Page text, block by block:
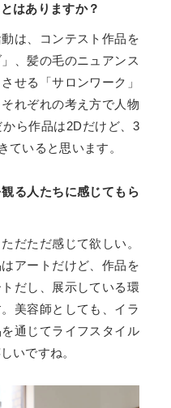
はありますか？
は、コンテスト作品を
、髪の毛のニュアンス
せる「サロンワーク」
れぞれの考え方で人物
ら作品は2Dだけど、3
ていると思います。
る人たちに感じてもら
だただ感じて欲しい。
アートだけど、作品を
だし、展示している環
美容師としても、イラ
通じてライフスタイル
いですね。